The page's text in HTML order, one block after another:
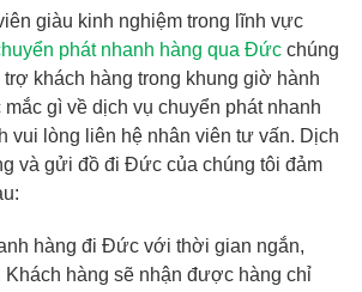
giàu kinh nghiệm trong lĩnh vực
phát nhanh hàng qua Đức chúng
khách hàng trong khung giờ hành
gì về dịch vụ chuyển phát nhanh
vui lòng liên hệ nhân viên tư vấn. Dịch
và gửi đồ đi Đức của chúng tôi đảm
hàng đi Đức với thời gian ngắn,
hàng sẽ nhận được hàng chỉ